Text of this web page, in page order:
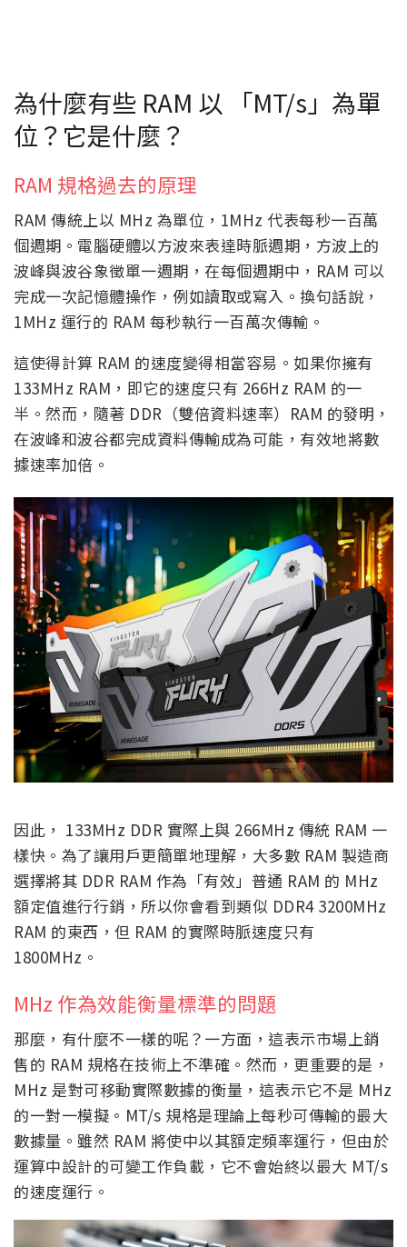
為什麼有些 RAM 以 「MT/s」為單
位？它是什麼？
RAM 規格過去的原理
RAM 傳統上以 MHz 為單位，1MHz 代表每秒一百萬
個週期。電腦硬體以方波來表達時脈週期，方波上的
波峰與波谷象徵單一週期，在每個週期中，RAM 可以
完成一次記憶體操作，例如讀取或寫入。換句話說，
1MHz 運行的 RAM 每秒執行一百萬次傳輸。
這使得計算 RAM 的速度變得相當容易。如果你擁有
133MHz RAM，即它的速度只有 266Hz RAM 的一
半。然而，隨著 DDR（雙倍資料速率）RAM 的發明，
在波峰和波谷都完成資料傳輸成為可能，有效地將數
據速率加倍。
因此， 133MHz DDR 實際上與 266MHz 傳統 RAM 一
樣快。為了讓用戶更簡單地理解，大多數 RAM 製造商
選擇將其 DDR RAM 作為「有效」普通 RAM 的 MHz
額定值進行行銷，所以你會看到類似 DDR4 3200MHz
RAM 的東西，但 RAM 的實際時脈速度只有
1800MHz。
MHz 作為效能衡量標準的問題
那麼，有什麼不一樣的呢？一方面，這表示市場上銷
售的 RAM 規格在技術上不準確。然而，更重要的是，
MHz 是對可移動實際數據的衡量，這表示它不是 MHz
的一對一模擬。MT/s 規格是理論上每秒可傳輸的最大
數據量。雖然 RAM 將使中以其額定頻率運行，但由於
運算中設計的可變工作負載，它不會始終以最大 MT/s
的速度運行。